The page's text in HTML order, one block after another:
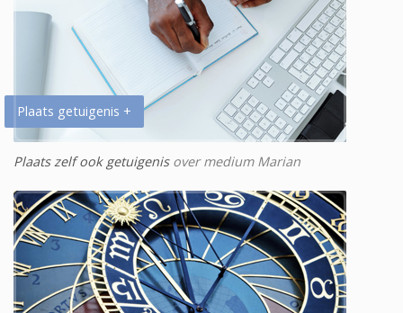
Plaats getuigenis +
Plaats zelf ook getuigenisover medium Marian